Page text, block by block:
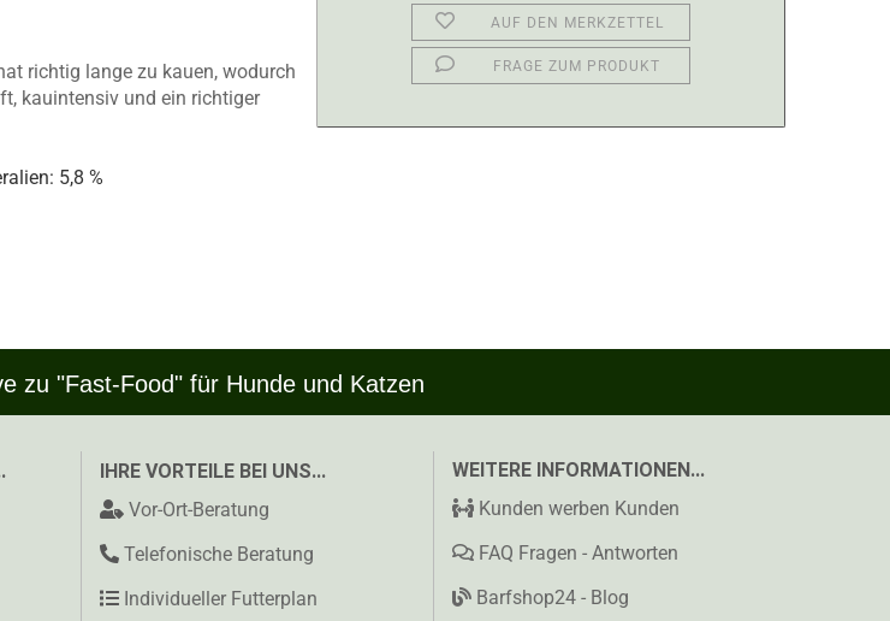
AUF DEN MERKZETTEL
FRAGE ZUM PRODUKT
richtig lange zu kauen, wodurch
kauintensiv und ein richtiger
5,8 %
zu "Fast-Food" für Hunde und Katzen
IHRE VORTEILE BEI UNS...
Vor-Ort-Beratung
Telefonische Beratung
Individueller Futterplan
WEITERE INFORMATIONEN...
Kunden werben Kunden
FAQ Fragen - Antworten
Barfshop24 - Blog